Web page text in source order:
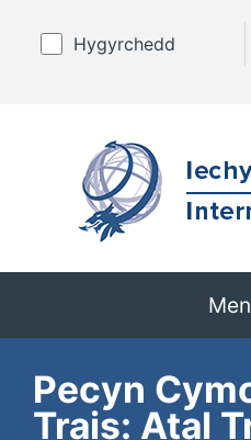
Hygyrchedd
Pecyn
Trais: Atal